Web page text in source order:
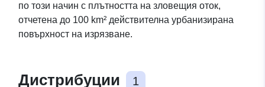
по този начин с плътността на зловещия оток,
отчетена до 100 km² действителна урбанизирана
повърхност на изрязване.
Дистрибуции 1